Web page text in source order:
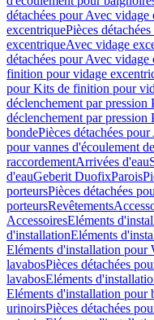
détachées pour Avec vidage
excentriquePièces
excentriqueAvec vidage
détachées pour Avec
finition pour vidage
pour Kits de finition pour
déclenchement par pression
déclenchement par pression
bondePièces détachées
pour vannes d'écoulement
raccordementArrivées d'eau
d'eauGeberit DuofixParois
porteursPièces détachées
porteursRevêtements
AccessoiresEléments
d'installationEléments
Eléments d'installation pour
lavabosPièces détachées
lavabosEléments
Eléments d'installation pour
urinoirsPièces détachées